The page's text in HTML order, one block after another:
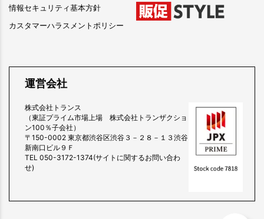
情報セキュリティ基本方針
カスタマーハラスメントポリシー
運営会社
株式会社トランス
（東証プライム市場上場 株式会社トランザクショ
ン100％子会社）
〒150-0002 東京都渋谷区渋谷３－２８－１３渋谷
新南口ビル９Ｆ
TEL 050-3172-1374(サイトに関するお問い合わ
せ)